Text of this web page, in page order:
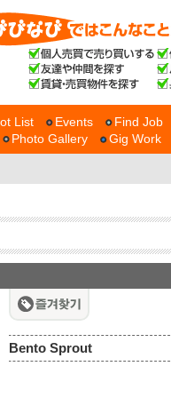
List Events Find Job
Photo Gallery
Gig Work
Bento Sprout